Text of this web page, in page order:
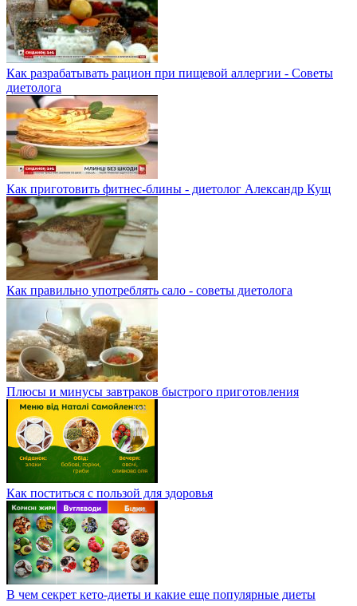
Как разрабатывать рацион при пищевой аллергии - Советы
диетолога
Как приготовить фитнес-блины - диетолог Александр Кущ
Как правильно употреблять сало - советы диетолога
Плюсы и минусы завтраков быстрого приготовления
Как поститься с пользой для здоровья
В чем секрет кето-диеты и какие еще популярные диеты